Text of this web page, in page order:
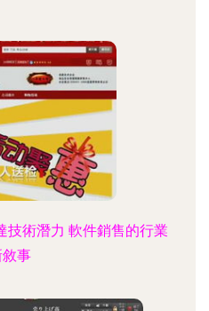
技術潛力 軟件銷售的行業
敘事